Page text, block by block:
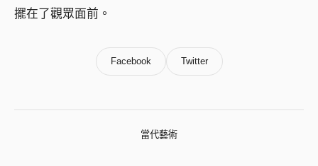
擺在了觀眾面前。
Facebook Twitter
當代藝術